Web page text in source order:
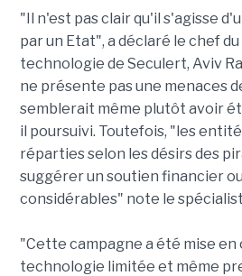
"Il n'est pas clair qu'il s'agisse
par un Etat", a déclaré le chef
technologie de Seculert, Aviv
ne présente pas une menaces
semblerait même plutôt avoir
il poursuivi. Toutefois, "les
réparties selon les désirs des
suggérer un soutien financier
considérables" note le
"Cette campagne a été mise en
technologie limitée et même